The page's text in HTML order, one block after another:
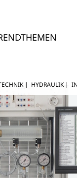
| HYDRAULIK |